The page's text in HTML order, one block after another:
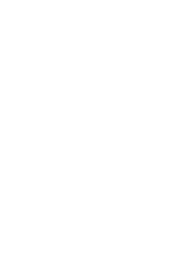
est un impératif